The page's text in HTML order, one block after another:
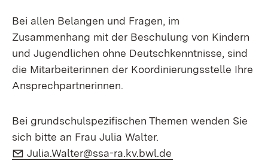
Bei allen Belangen und Fragen, im
Zusammenhang mit der Beschulung von Kindern
und Jugendlichen ohne Deutschkenntnisse, sind
die Mitarbeiterinnen der Koordinierungsstelle Ihre
Ansprechpartnerinnen.
Bei grundschulspezifischen Themen wenden Sie
sich bitte an Frau Julia Walter.
E-Mail:
Julia.Walter@ssa-ra.kv.bwl.de